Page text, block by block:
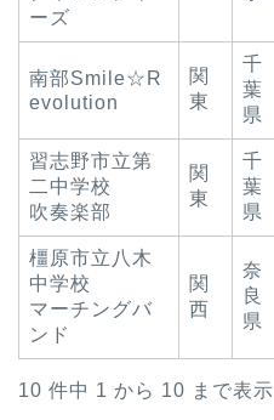
ーズ
南部Smile☆R
evolution
関
東
千
葉
県
習志野市立第
二中学校
吹奏楽部
関
東
千
葉
県
橿原市立八木
中学校
マーチングバ
ンド
関
西
奈
良
県
10 件中 1 から 10 まで表示